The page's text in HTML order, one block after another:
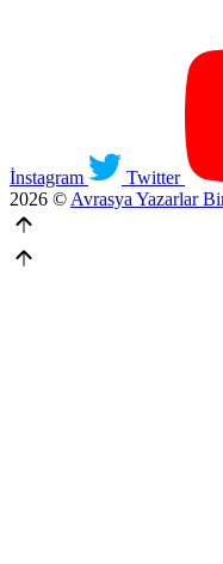
İnstagram Twitter
2026 ©Avrasya Yazarlar